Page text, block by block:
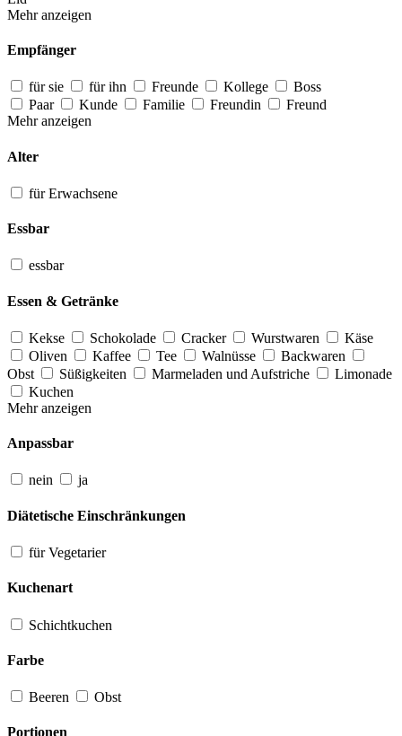
Mehr anzeigen
Empfänger
für sie für ihn Freunde Kollege
Boss
Paar
Kunde Familie Freundin
Freund
Mehr anzeigen
Alter
für Erwachsene
Essbar
essbar
Essen & Getränke
Kekse Schokolade Cracker Wurstwaren
Käse
Oliven
Kaffee Tee Walnüsse
Backwaren
Obst
Süßigkeiten Marmeladen und Aufstriche
Limonade
Kuchen
Mehr anzeigen
Anpassbar
nein ja
Diätetische Einschränkungen
für Vegetarier
Kuchenart
Schichtkuchen
Farbe
Beeren Obst
Portionen